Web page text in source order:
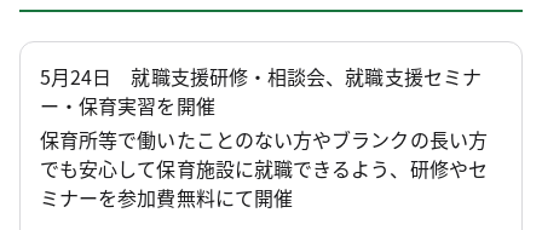
5月24日 就職支援研修・相談会、就職支援セミナ
ー・保育実習を開催
保育所等で働いたことのない方やブランクの長い方
でも安心して保育施設に就職できるよう、研修やセ
ミナーを参加費無料にて開催